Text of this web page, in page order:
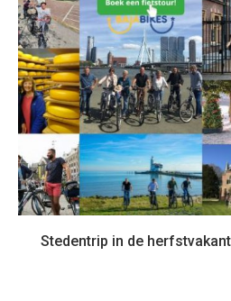
Stedentrip in de